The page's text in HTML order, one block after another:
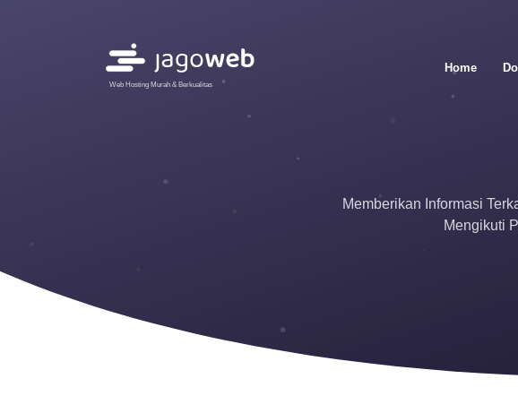
Web Hosting Murah & Berkualitas
Home
Memberikan Informasi
Mengikuti